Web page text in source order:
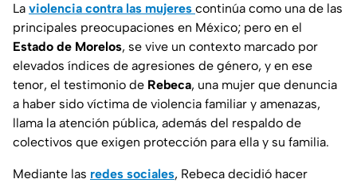
La violencia contra las mujeres continúa como una de las
principales preocupaciones en México; pero en el
Estado de Morelos, se vive un contexto marcado por
elevados índices de agresiones de género, y en ese
tenor, el testimonio de Rebeca, una mujer que denuncia
a haber sido víctima de violencia familiar y amenazas,
llama la atención pública, además del respaldo de
colectivos que exigen protección para ella y su familia.
Mediante las redes sociales, Rebeca decidió hacer